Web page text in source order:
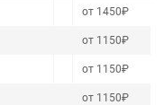
от 1450₽
от 1150₽
от 1150₽
от 1150₽